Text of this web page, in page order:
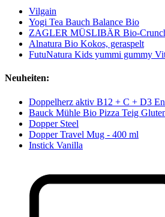
Vilgain
Yogi Tea Bauch Balance Bio
ZAGLER MÜSLIBÄR Bio-
Alnatura Bio Kokos, geraspelt
FutuNatura Kids yummi gummy
Neuheiten:
Doppelherz aktiv B12 + C + D3
Bauck Mühle Bio Pizza Teig
Dopper Steel
Dopper Travel Mug - 400 ml
Instick Vanilla